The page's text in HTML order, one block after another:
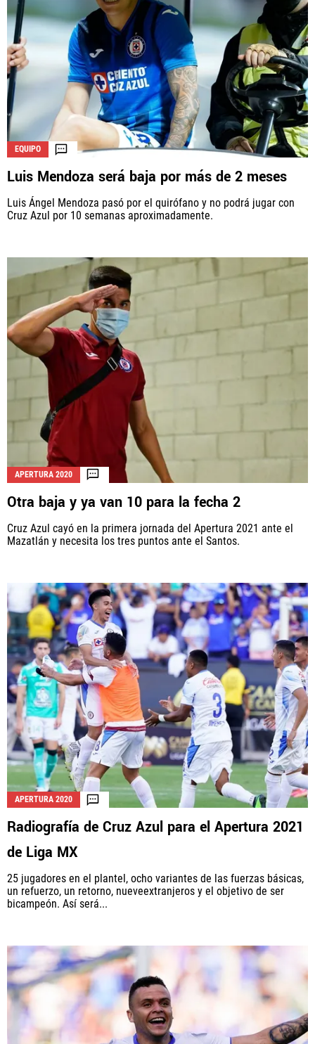
EQUIPO
Luis Mendoza será baja por más de 2 meses
Luis Ángel Mendoza pasó por el quirófano y no podrá jugar con
Cruz Azul por 10 semanas aproximadamente.
APERTURA 2020
Otra baja y ya van 10 para la fecha 2
Cruz Azul cayó en la primera jornada del Apertura 2021 ante el
Mazatlán y necesita los tres puntos ante el Santos.
APERTURA 2020
Radiografía de Cruz Azul para el Apertura 2021
de Liga MX
25 jugadores en el plantel, ocho variantes de las fuerzas básicas,
un refuerzo, un retorno, nueveextranjeros y el objetivo de ser
bicampeón. Así será...